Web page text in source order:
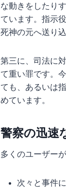
な動きをしたり
ています。指示
死神の元へ送り
第三に、司法に
て重い罪です。
ても、あるいは
めています。
警察の迅速
多くのユーザー
次々と事件